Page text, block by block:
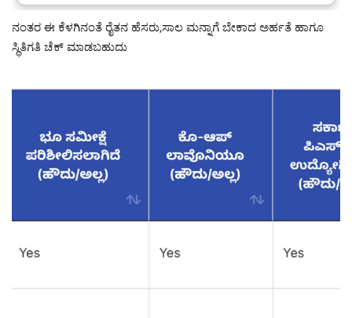
ನಂತರ ಈ ಕೆಳಗಿನಂತೆ ರೈತನ ಹೆಸರು,ಸಾಲ ಮನ್ನಾಗೆ ಬೇಕಾದ ಅರ್ಹತೆ ಹಾಗೂ
ಸ್ಥಿತಿಗತಿ ಚೆಕ್ ಮಾಡಬಹುದು